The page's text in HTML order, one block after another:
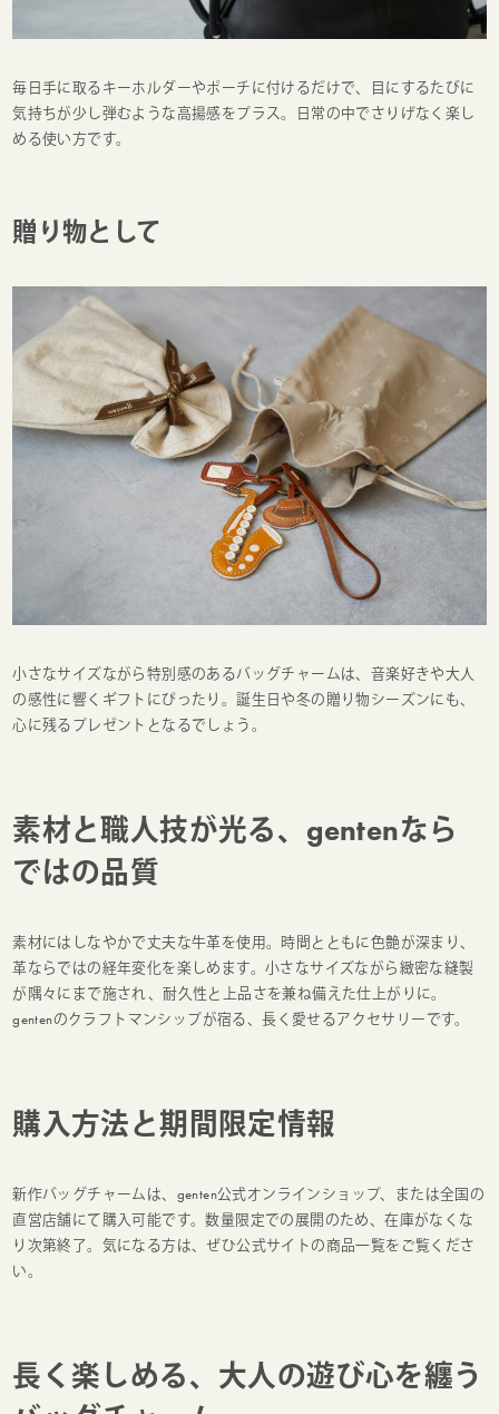
毎日手に取るキーホルダーやポーチに付けるだけで、目にするたびに
気持ちが少し弾むような高揚感をプラス。日常の中でさりげなく楽し
める使い方です。
贈り物として
小さなサイズながら特別感のあるバッグチャームは、音楽好きや大人
の感性に響くギフトにぴったり。誕生日や冬の贈り物シーズンにも、
心に残るプレゼントとなるでしょう。
素材と職人技が光る、gentenなら
ではの品質
素材にはしなやかで丈夫な牛革を使用。時間とともに色艶が深まり、
革ならではの経年変化を楽しめます。小さなサイズながら緻密な縫製
が隅々にまで施され、耐久性と上品さを兼ね備えた仕上がりに。
gentenのクラフトマンシップが宿る、長く愛せるアクセサリーです。
購入方法と期間限定情報
新作バッグチャームは、genten公式オンラインショップ、または全国の
直営店舗にて購入可能です。数量限定での展開のため、在庫がなくな
り次第終了。気になる方は、ぜひ公式サイトの商品一覧をご覧くださ
い。
長く楽しめる、大人の遊び心を纏う